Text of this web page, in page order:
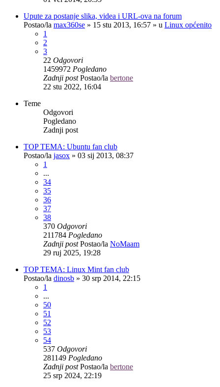
Upute za postanje slika, videa i URL-ova na forum
Postao/la max360se » 15 stu 2013, 16:57 » u Linux općenito
1
2
3
22 Odgovori
1459972 Pogledano
Zadnji postPostao/la bertone
22 stu 2022, 16:04
Teme
Odgovori
Pogledano
Zadnji post
TOP TEMA: Ubuntu fan club
Postao/la jasox » 03 sij 2013, 08:37
1
...
34
35
36
37
38
370 Odgovori
211784 Pogledano
Zadnji postPostao/la NoMaam
29 ruj 2025, 19:28
TOP TEMA: Linux Mint fan club
Postao/la dinosb » 30 srp 2014, 22:15
1
...
50
51
52
53
54
537 Odgovori
281149 Pogledano
Zadnji postPostao/la bertone
25 srp 2024, 22:19